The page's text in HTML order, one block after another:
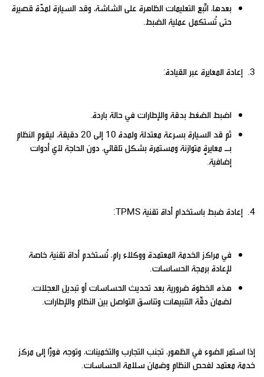
بعدها، اتّبع التعليمات الظاهرة على الشاشة، وقد السيارة لمدّة قصيرة
حتى تُستكمل عملية الضبط.
3. إعادة المعايرة عبر القيادة:
اضبط الضغط بدقة والإطارات في حالة باردة.
ثم قد السيارة بسرعة معتدلة ولمدة 10 إلى 20 دقيقة، ليقوم النظام
بـ معايرةٍ متوازنة ومستمرة بشكل تلقائي، دون الحاجة لأي أدوات
إضافية.
4. إعادة ضبط باستخدام أداة تقنية TPMS:
في مراكز الخدمة المعتمدة ووكلاء رام، تُستخدم أداة تقنية خاصة
لإعادة برمجة الحساسات.
هذه الخطوة ضرورية بعد تحديث الحساسات أو تبديل العجلات،
لضمان دقّة التنبيهات وتناسق التواصل بين النظام والإطارات.
إذا استمر الضوء في الظهور، تجنب التجارب والتخمينات، وتوجه فورًا إلى مركز
خدمة معتمد لفحص النظام وضمان سلامة الحساسات.